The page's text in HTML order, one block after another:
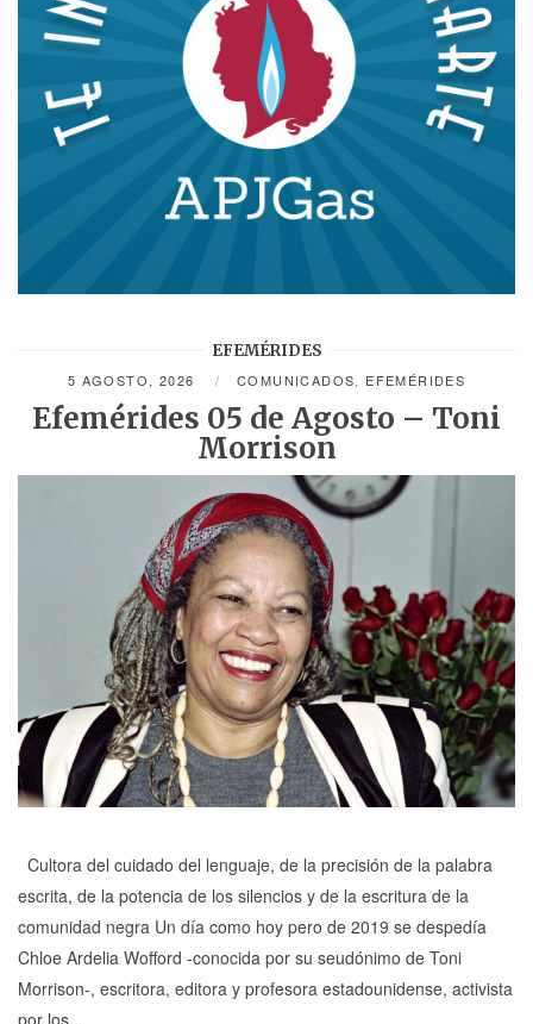
EFEMÉRIDES
5 AGOSTO, 2026 COMUNICADOS EFEMÉRIDES
Efemérides 05 de Agosto – Toni
Morrison
Cultora del cuidado del lenguaje, de la precisión de la palabra
escrita, de la potencia de los silencios y de la escritura de la
comunidad negra Un día como hoy pero de 2019 se despedía
Chloe Ardelia Wofford -conocida por su seudónimo de Toni
Morrison-, escritora, editora y profesora estadounidense, activista
por los...